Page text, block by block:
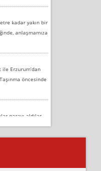
kadar yakın bir
anlaşmamıza
Erzurum’dan
öncesinde
parayı aldılar.
renkli bantı